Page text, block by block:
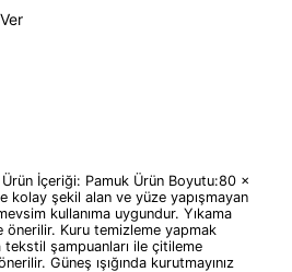
İçeriği: Pamuk Ürün Boyutu:80 x
kolay şekil alan ve yüze yapışmayan
kullanıma uygundur. Yıkama
önerilir. Kuru temizleme yapmak
tekstil şampuanları ile çitileme
Güneş ışığında kurutmayınız